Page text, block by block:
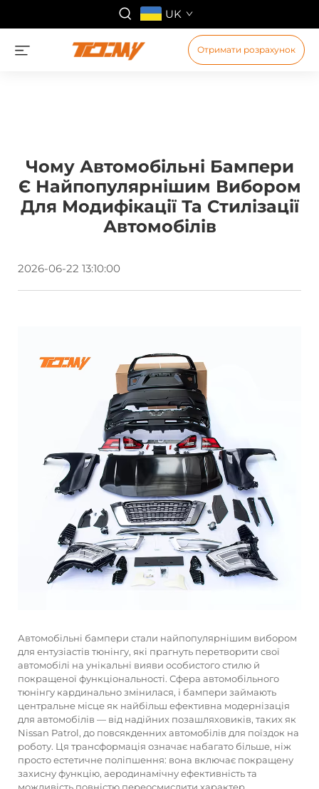
UK
Отримати розрахунок
Чому Автомобільні Бампери
Є Найпопулярнішим Вибором
Для Модифікації Та Стилізації
Автомобілів
2026-06-22 13:10:00
Автомобільні бампери стали найпопулярнішим вибором
для ентузіастів тюнінгу, які прагнуть перетворити свої
автомобілі на унікальні вияви особистого стилю й
покращеної функціональності. Сфера автомобільного
тюнінгу кардинально змінилася, і бампери займають
центральне місце як найбільш ефективна модернізація
для автомобілів — від надійних позашляховиків, таких як
Nissan Patrol, до повсякденних автомобілів для поїздок на
роботу. Ця трансформація означає набагато більше, ніж
просто естетичне поліпшення: вона включає покращену
захисну функцію, аеродинамічну ефективність та